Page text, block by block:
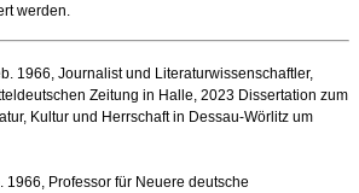
werden.
1966, Journalist und Literaturwissenschaftler,
Zeitung in Halle, 2023 Dissertation zum
Kultur und Herrschaft in Dessau-Wörlitz um
1966, Professor für Neuere deutsche